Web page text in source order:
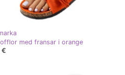
med fransar i orange
€